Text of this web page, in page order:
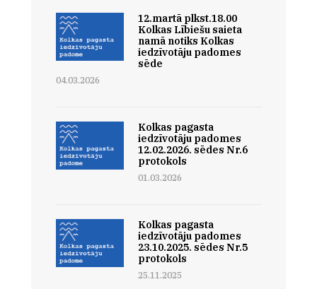
12.martā plkst.18.00
Kolkas Lībiešu saieta
namā notiks Kolkas
iedzīvotāju padomes
sēde
04.03.2026
Kolkas pagasta
iedzīvotāju padomes
12.02.2026. sēdes Nr.6
protokols
01.03.2026
Kolkas pagasta
iedzīvotāju padomes
23.10.2025. sēdes Nr.5
protokols
25.11.2025